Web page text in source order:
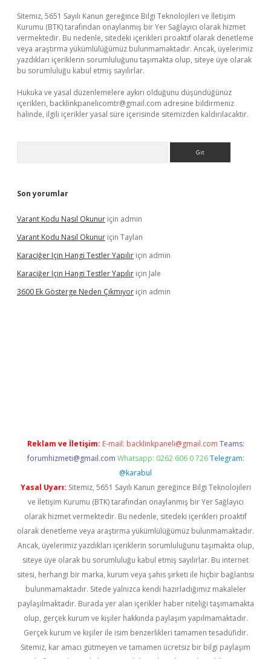
Sitemiz, 5651 Sayılı Kanun gereğince Bilgi Teknolojileri ve İletişim
Kurumu (BTK) tarafından onaylanmış bir Yer Sağlayıcı olarak hizmet
vermektedir. Bu nedenle, sitedeki içerikleri proaktif olarak denetleme
veya araştırma yükümlülüğümüz bulunmamaktadır. Ancak, üyelerimiz
yazdıkları içeriklerin sorumluluğunu taşımakta olup, siteye üye olarak
bu sorumluluğu kabul etmiş sayılırlar.
Hukuka ve yasal düzenlemelere aykırı olduğunu düşündüğünüz
içerikleri, backlinkpanelicomtr@gmail.com adresine bildirmeniz
halinde, ilgili içerikler yasal süre içerisinde sitemizden kaldırılacaktır.
Son yorumlar
Varant Kodu Nasıl Okunur için admin
Varant Kodu Nasıl Okunur için Taylan
Karaciğer Için Hangi Testler Yapılır için admin
Karaciğer Için Hangi Testler Yapılır için Jale
3600 Ek Gösterge Neden Çıkmıyor için admin
Reklam ve İletişim: E-mail: backlinkpaneli@gmail.com Teams:
forumhizmeti@gmail.com Whatsapp: 0262 606 0 726 Telegram:
@karabul
Yasal Uyarı: Sitemiz, 5651 Sayılı Kanun gereğince Bilgi Teknolojileri
ve İletişim Kurumu (BTK) tarafından onaylanmış bir Yer Sağlayıcı
olarak hizmet vermektedir. Bu nedenle, sitedeki içerikleri proaktif
olarak denetleme veya araştırma yükümlülüğümüz bulunmamaktadır.
Ancak, üyelerimiz yazdıkları içeriklerin sorumluluğunu taşımakta olup,
siteye üye olarak bu sorumluluğu kabul etmiş sayılırlar. Bu internet
sitesi, herhangi bir marka, kurum veya şahıs şirketi ile hiçbir bağlantısı
bulunmamaktadır. Sitede yalnızca kendi hazırladığımız makaleler
paylaşılmaktadır. Burada yer alan içerikler haber niteliği taşımamakta
olup, gerçek kurum ve kişiler hakkında paylaşım yapılmamaktadır.
Gerçek kurum ve kişiler ile isim benzerlikleri tamamen tesadüfidir.
Sitemiz, kar amacı gütmeyen ve tamamen ücretsiz bir bilgi paylaşım